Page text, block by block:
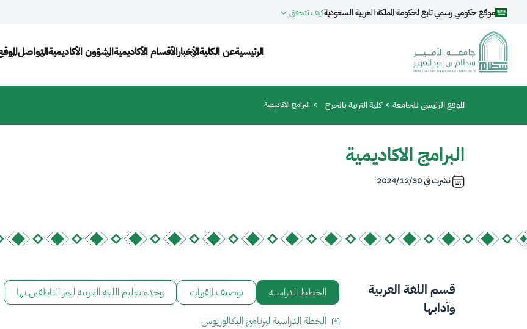
تجاوز إلى المحتوى الرئيسي
موقع حكومي رسمي تابع لحكومة المملكة العربية السعوديةكيف تتحقق
Main navigation
الرئيسيةعن الكليةالأخباراﻷقسام الأكاديميةالشؤون الأكاديميةالتواصل
مسار التنقل
الموقع الرئيسي للجامعة كلية التربية بالخرج البرامج الاكاديمية
البرامج الاكاديمية
نشرت في2024/12/30
قسم اللغة العربية
وآدابها
الخطط الدراسية توصيف المقررات
وحدة تعليم اللغة العربية لغير الناطقين بها
الخطة الدراسية لبرنامج البكالوريوس